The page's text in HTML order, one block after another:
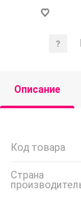
Описание
Код товара
Страна